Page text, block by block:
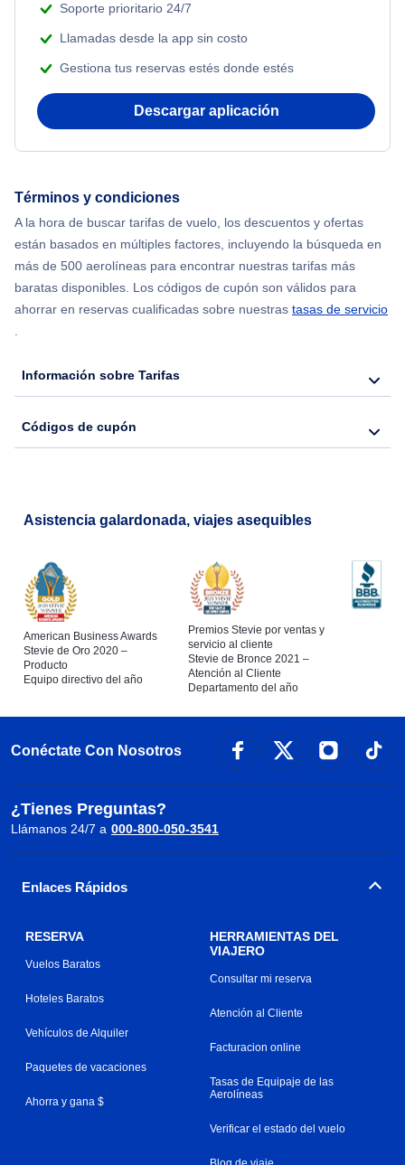
Soporte prioritario 24/7
Llamadas desde la app sin costo
Gestiona tus reservas estés donde estés
Descargar aplicación
Términos y condiciones
A la hora de buscar tarifas de vuelo, los descuentos y ofertas
están basados en múltiples factores, incluyendo la búsqueda en
más de 500 aerolíneas para encontrar nuestras tarifas más
baratas disponibles. Los códigos de cupón son válidos para
ahorrar en reservas cualificadas sobre nuestras tasas de servicio
.
Información sobre Tarifas
Códigos de cupón
Asistencia galardonada, viajes asequibles
American Business Awards
Stevie de Oro 2020 –
Producto
Equipo directivo del año
Premios Stevie por ventas y
servicio al cliente
Stevie de Bronce 2021 –
Atención al Cliente
Departamento del año
Conéctate Con Nosotros
¿Tienes Preguntas?
Llámanos 24/7 a 000-800-050-3541
Enlaces Rápidos
RESERVA
Vuelos Baratos
Hoteles Baratos
Vehículos de Alquiler
Paquetes de vacaciones
Ahorra y gana $
HERRAMIENTAS DEL
VIAJERO
Consultar mi reserva
Atención al Cliente
Facturacion online
Tasas de Equipaje de las
Aerolíneas
Verificar el estado del vuelo